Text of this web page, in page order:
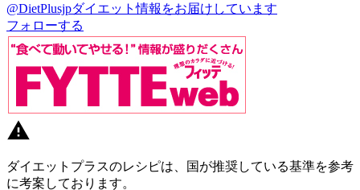
@DietPlusjpダイエット情報をお届けしています
フォローする
ダイエットプラスのレシピは、国が推奨している基準を参考
に考案しております。